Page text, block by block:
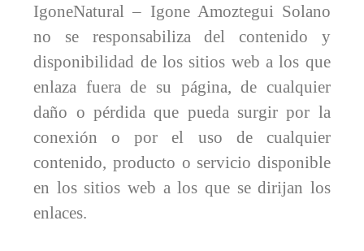
IgoneNatural – Igone Amoztegui Solano
no se responsabiliza del contenido y
disponibilidad de los sitios web a los que
enlaza fuera de su página, de cualquier
daño o pérdida que pueda surgir por la
conexión o por el uso de cualquier
contenido, producto o servicio disponible
en los sitios web a los que se dirijan los
enlaces.